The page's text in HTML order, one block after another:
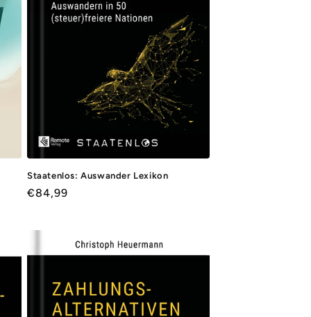
Staatenlos: Auswander Lexikon
Normaler
€84,99